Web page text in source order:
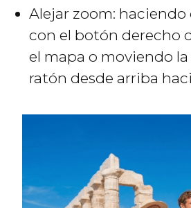
Alejar zoom:
con el botón derecho
el mapa o moviendo
ratón desde arriba